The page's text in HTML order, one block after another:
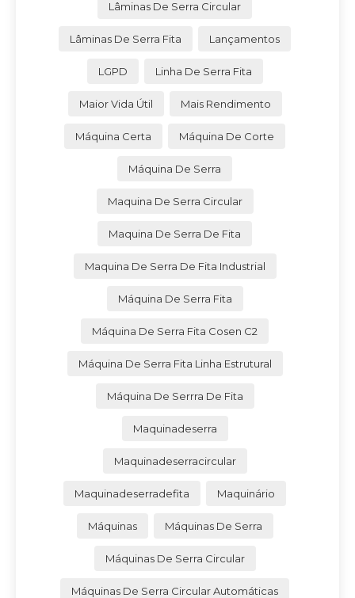
Lâminas De Serra Circular
Lâminas De Serra Fita Lançamentos
LGPD Linha De Serra Fita
Maior Vida Útil Mais Rendimento
Máquina Certa Máquina De Corte
Máquina De Serra
Maquina De Serra Circular
Maquina De Serra De Fita
Maquina De Serra De Fita Industrial
Máquina De Serra Fita
Máquina De Serra Fita Cosen C2
Máquina De Serra Fita Linha Estrutural
Máquina De Serrra De Fita
Maquinadeserra
Maquinadeserracircular
Maquinadeserradefita Maquinário
Máquinas Máquinas De Serra
Máquinas De Serra Circular
Máquinas De Serra Circular Automáticas